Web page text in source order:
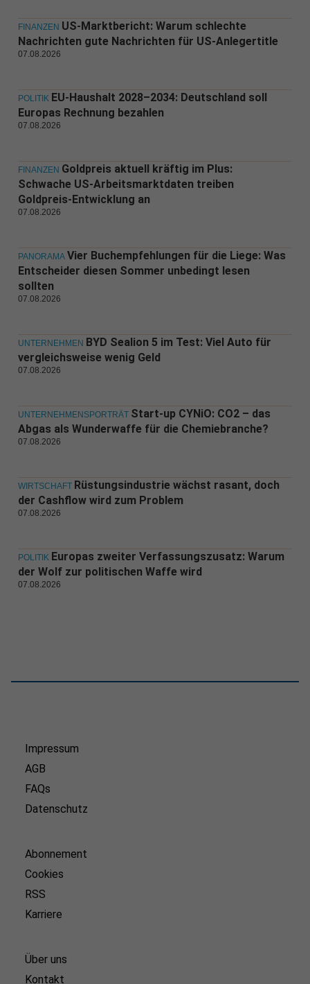
FINANZEN US-Marktbericht: Warum schlechte
Nachrichten gute Nachrichten für US-Anlegertitle
07.08.2026
POLITIK EU-Haushalt 2028–2034: Deutschland soll
Europas Rechnung bezahlen
07.08.2026
FINANZEN Goldpreis aktuell kräftig im Plus:
Schwache US-Arbeitsmarktdaten treiben
Goldpreis-Entwicklung an
07.08.2026
PANORAMA Vier Buchempfehlungen für die Liege: Was
Entscheider diesen Sommer unbedingt lesen
sollten
07.08.2026
UNTERNEHMEN BYD Sealion 5 im Test: Viel Auto für
vergleichsweise wenig Geld
07.08.2026
UNTERNEHMENSPORTRÄT Start-up CYNiO: CO2 – das
Abgas als Wunderwaffe für die Chemiebranche?
07.08.2026
WIRTSCHAFT Rüstungsindustrie wächst rasant, doch
der Cashflow wird zum Problem
07.08.2026
POLITIK Europas zweiter Verfassungszusatz: Warum
der Wolf zur politischen Waffe wird
07.08.2026
Impressum
AGB
FAQs
Datenschutz
Abonnement
Cookies
RSS
Karriere
Über uns
Kontakt